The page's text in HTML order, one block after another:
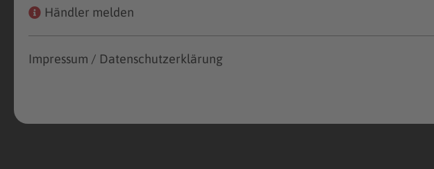
Händler melden
Impressum / Datenschutzerklärung